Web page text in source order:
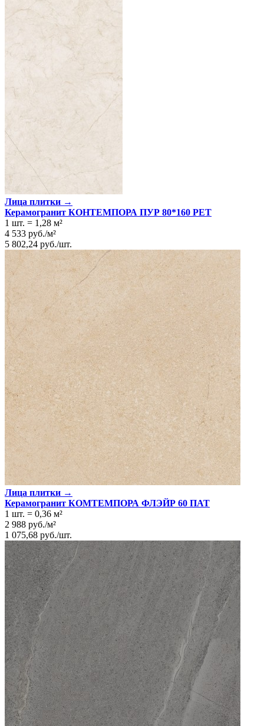
Лица плитки →
Керамогранит КОНТЕМПОРА ПУР 80*160 РЕТ
1 шт. = 1,28 м²
4 533 руб./м²
5 802,24 руб./шт.
Лица плитки →
Керамогранит КОМТЕМПОРА ФЛЭЙР 60 ПАТ
1 шт. = 0,36 м²
2 988 руб./м²
1 075,68 руб./шт.